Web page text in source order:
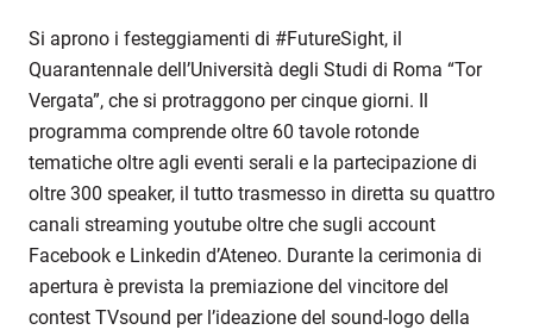
Si aprono i festeggiamenti di #FutureSight, il
Quarantennale dell’Università degli Studi di Roma “Tor
Vergata”, che si protraggono per cinque giorni. Il
programma comprende oltre 60 tavole rotonde
tematiche oltre agli eventi serali e la partecipazione di
oltre 300 speaker, il tutto trasmesso in diretta su quattro
canali streaming youtube oltre che sugli account
Facebook e Linkedin d’Ateneo. Durante la cerimonia di
apertura è prevista la premiazione del vincitore del
contest TVsound per l’ideazione del sound-logo della